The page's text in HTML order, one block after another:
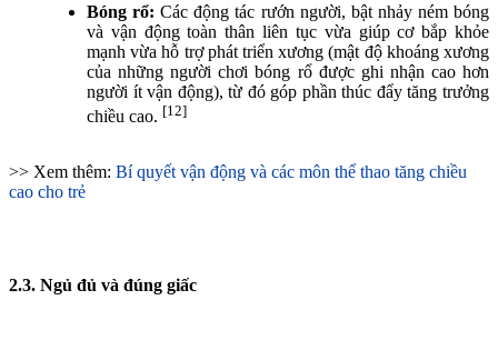
Bóng rổ: Các động tác rướn người, bật nhảy ném bóng
và vận động toàn thân liên tục vừa giúp cơ bắp khỏe
mạnh vừa hỗ trợ phát triển xương (mật độ khoáng xương
của những người chơi bóng rổ được ghi nhận cao hơn
người ít vận động), từ đó góp phần thúc đẩy tăng trưởng
chiều cao. [12]
>> Xem thêm: Bí quyết vận động và các môn thể thao tăng chiều
cao cho trẻ
2.3. Ngủ đủ và đúng giấc